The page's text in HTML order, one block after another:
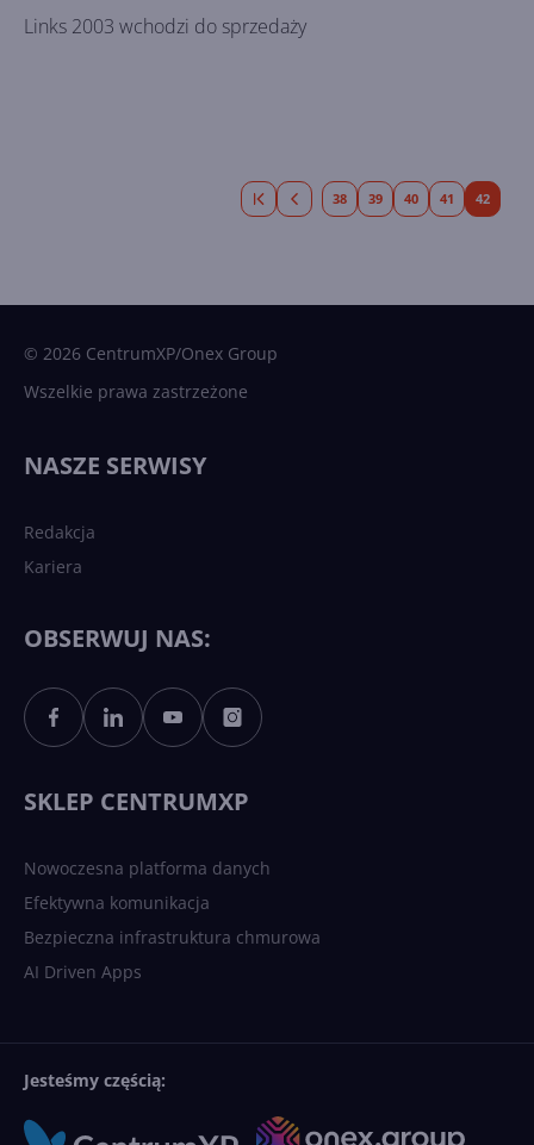
Links 2003 wchodzi do sprzedaży
38 39 40 41 42
© 2026 CentrumXP/Onex Group
Wszelkie prawa zastrzeżone
NASZE SERWISY
Redakcja
Kariera
OBSERWUJ NAS:
SKLEP CENTRUMXP
Nowoczesna platforma danych
Efektywna komunikacja
Bezpieczna infrastruktura chmurowa
AI Driven Apps
Jesteśmy częścią: